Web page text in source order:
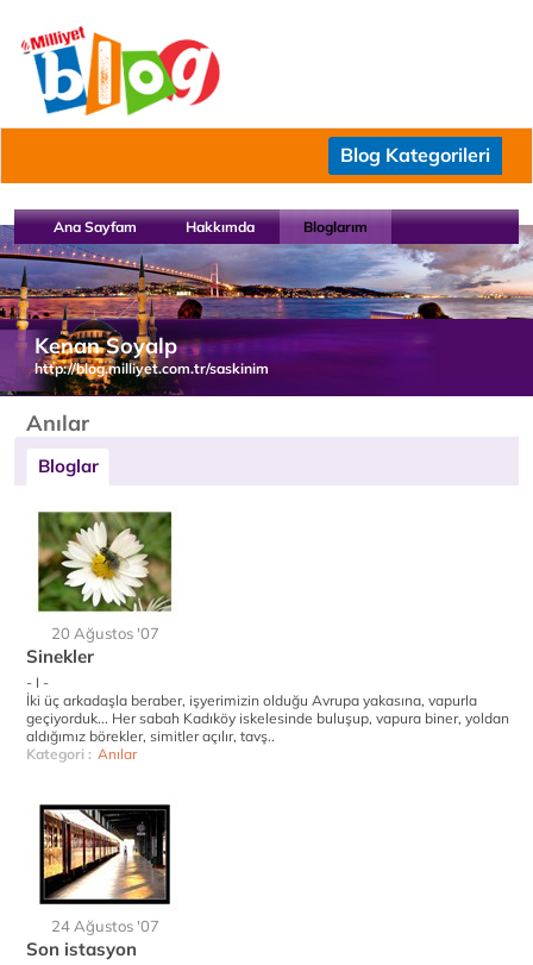
Blog Kategorileri
Ana Sayfam Hakkımda Bloglarım
Kenan Soyalp
http://blog.milliyet.com.tr/saskinim
Anılar
Bloglar
20 Ağustos '07
Sinekler
- I -
İki üç arkadaşla beraber, işyerimizin olduğu Avrupa yakasına, vapurla
geçiyorduk... Her sabah Kadıköy iskelesinde buluşup, vapura biner, yoldan
aldığımız börekler, simitler açılır, tavş..
Kategori : Anılar
24 Ağustos '07
Son istasyon